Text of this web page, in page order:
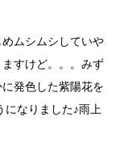
ムシムシしていや
すけど。。。みず
発色した紫陽花を
になりました♪雨上